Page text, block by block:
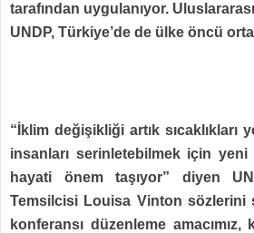
tarafından uygulanıyor.
UNDP, Türkiye’de de ülke öncü
“İklim değişikliği artık sıcaklıkları
insanları serinletebilmek için yeni
hayati önem taşıyor” diyen
Temsilcisi Louisa Vinton sözlerini
konferansı düzenleme amacımız,